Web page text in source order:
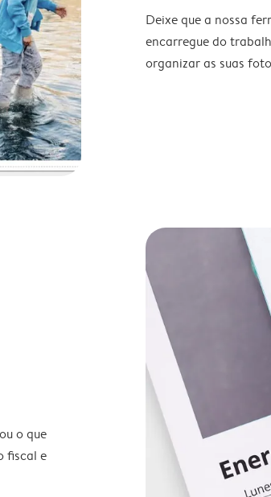
Deixe que a nossa
encarregue do
organizar as suas
o que
fiscal e